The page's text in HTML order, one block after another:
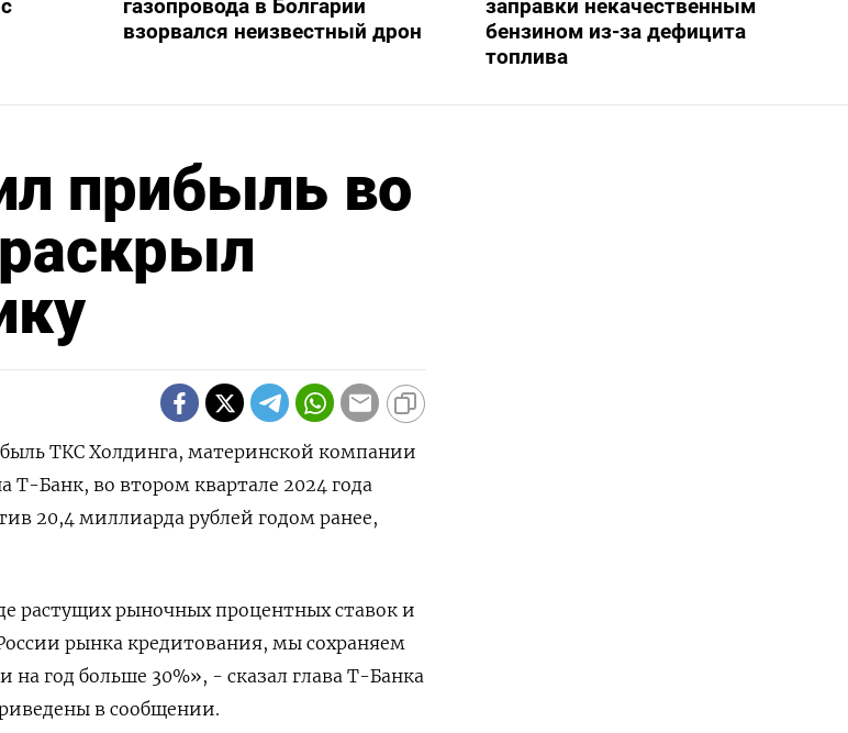
газопровода в Болгарии
взорвался неизвестный дрон
заправки некачественным
бензином из-за дефицита
топлива
прибыль во
ТКС Холдинга, материнской компании
Банк, во втором квартале 2024 года
20,4 миллиарда рублей годом ранее,
растущих рыночных процентных ставок и
рынка кредитования, мы сохраняем
на год больше 30%», - сказал глава Т-Банка
в сообщении.